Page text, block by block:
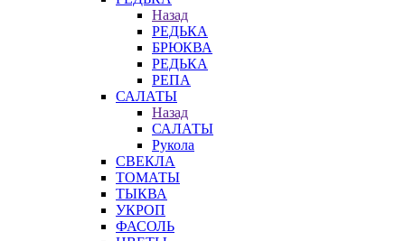
Назад
РЕДЬКА
БРЮКВА
РЕДЬКА
РЕПА
САЛАТЫ
Назад
САЛАТЫ
Рукола
СВЕКЛА
ТОМАТЫ
ТЫКВА
УКРОП
ФАСОЛЬ